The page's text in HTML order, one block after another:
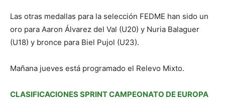
Las otras medallas para la selección FEDME han sido un
oro para Aaron Álvarez del Val (U20) y Nuria Balaguer
(U18) y bronce para Biel Pujol (U23).
Mañana jueves está programado el Relevo Mixto.
CLASIFICACIONES SPRINT CAMPEONATO DE EUROPA